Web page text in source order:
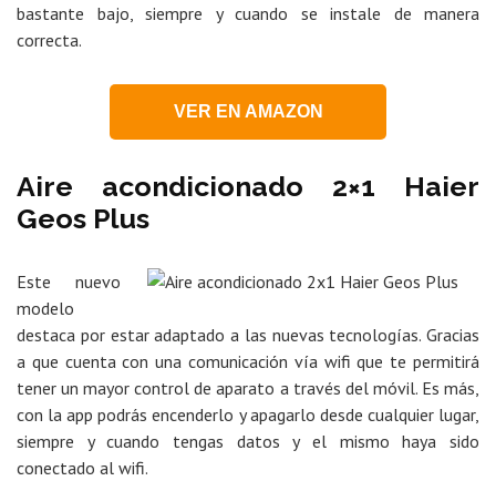
bastante bajo, siempre y cuando se instale de manera
correcta.
VER EN AMAZON
Aire acondicionado 2×1 Haier
Geos Plus
Este nuevo
modelo
destaca por estar adaptado a las nuevas tecnologías. Gracias
a que cuenta con una comunicación vía wifi que te permitirá
tener un mayor control de aparato a través del móvil. Es más,
con la app podrás encenderlo y apagarlo desde cualquier lugar,
siempre y cuando tengas datos y el mismo haya sido
conectado al wifi.